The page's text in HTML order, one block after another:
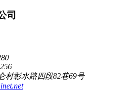
司
村彰水路四段82巷69号